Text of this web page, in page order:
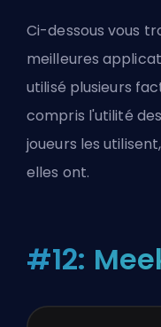
Ci-dessous vous
meilleures
utilisé plusieurs
compris l'utilité
joueurs les
elles ont.
#12: